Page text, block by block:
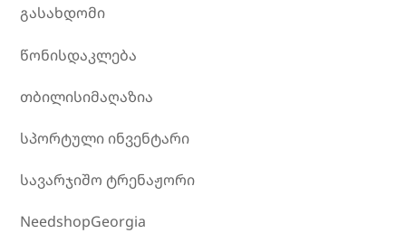
გასახდომი
წონისდაკლება
თბილისიმაღაზია
სპორტული ინვენტარი
სავარჯიშო ტრენაჟორი
NeedshopGeorgia